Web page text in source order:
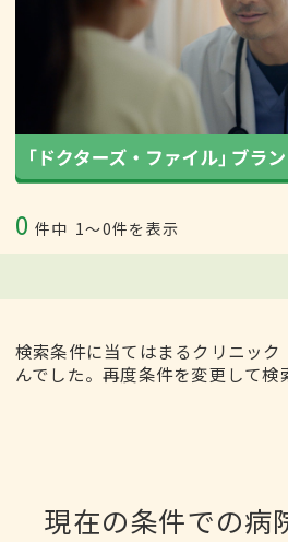
0 件中 1〜0件を表示
検索条件に当てはまるクリニック
んでした。再度条件を変更して検
現在の条件での病